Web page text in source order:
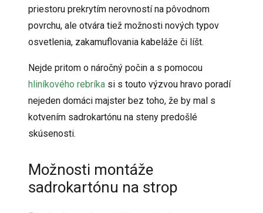
priestoru prekrytím nerovností na pôvodnom
povrchu, ale otvára tiež možnosti nových typov
osvetlenia, zakamuflovania kabeláže či líšt.
Nejde pritom o náročný počin a s pomocou
hliníkového rebríka si s touto výzvou hravo poradí
nejeden domáci majster bez toho, že by mal s
kotvením sadrokartónu na steny predošlé
skúsenosti.
Možnosti montáže
sadrokartónu na strop